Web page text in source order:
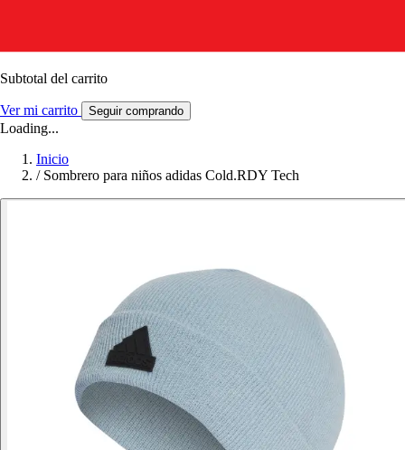
Subtotal del carrito
Ver mi carrito Seguir comprando
Loading...
Inicio
/ Sombrero para niños adidas Cold.RDY Tech